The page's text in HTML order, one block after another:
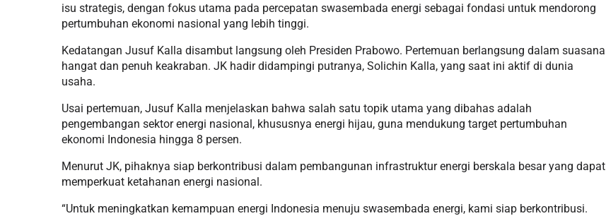
isu strategis, dengan fokus utama pada percepatan swasembada energi sebagai fondasi untuk mendorong
pertumbuhan ekonomi nasional yang lebih tinggi.
Kedatangan Jusuf Kalla disambut langsung oleh Presiden Prabowo. Pertemuan berlangsung dalam suasana
hangat dan penuh keakraban. JK hadir didampingi putranya, Solichin Kalla, yang saat ini aktif di dunia
usaha.
Usai pertemuan, Jusuf Kalla menjelaskan bahwa salah satu topik utama yang dibahas adalah
pengembangan sektor energi nasional, khususnya energi hijau, guna mendukung target pertumbuhan
ekonomi Indonesia hingga 8 persen.
Menurut JK, pihaknya siap berkontribusi dalam pembangunan infrastruktur energi berskala besar yang dapat
memperkuat ketahanan energi nasional.
“Untuk meningkatkan kemampuan energi Indonesia menuju swasembada energi, kami siap berkontribusi.